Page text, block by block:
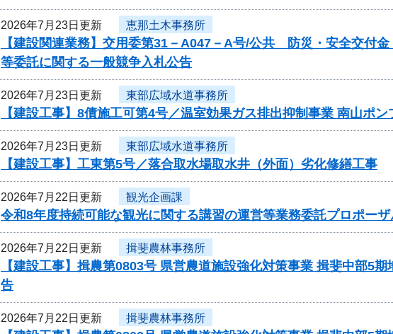
2026年7月23日更新 恵那土木事務所
【建設関連業務】交用委第31－A047－A号/公共 防災・安全交
等委託に関する一般競争入札公告
2026年7月23日更新 東部広域水道事務所
【建設工事】8債施工可第4号／温室効果ガス排出抑制事業 南山ポ
2026年7月23日更新 東部広域水道事務所
【建設工事】工東第5号／落合取水場取水井（外面）劣化修繕工事
2026年7月22日更新 観光企画課
令和8年度持続可能な観光に関する講習の運営等業務委託プロポーザ
2026年7月22日更新 揖斐農林事務所
【建設工事】揖農第0803号 県営農道施設強化対策事業 揖斐中部5
告
2026年7月22日更新 揖斐農林事務所